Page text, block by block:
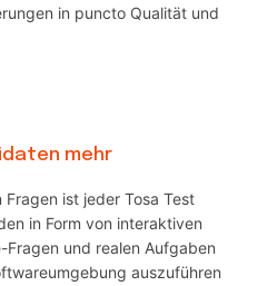
in puncto Qualität und
mehr
ist jeder Tosa Test
in Form von interaktiven
und realen Aufgaben
auszuführen